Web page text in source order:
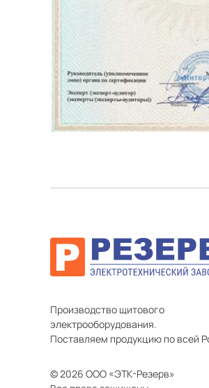
Производство щитового
электрооборудования.
Поставляем продукцию по всей
© 2026 ООО «ЭТК-Резерв»